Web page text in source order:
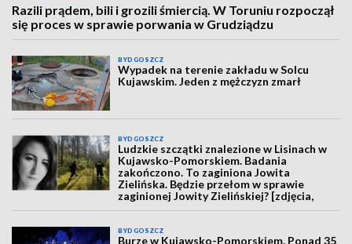
Razili prądem, bili i grozili śmiercią. W Toruniu rozpoczął
się proces w sprawie porwania w Grudziądzu
BYDGOSZCZ
Wypadek na terenie zakładu w Solcu
Kujawskim. Jeden z mężczyzn zmarł
BYDGOSZCZ
Ludzkie szczątki znalezione w Lisinach w
Kujawsko-Pomorskiem. Badania
zakończono. To zaginiona Jowita
Zielińska. Będzie przełom w sprawie
zaginionej Jowity Zielińskiej? [zdjęcia,
wideo, aktualizacja]
BYDGOSZCZ
Burze w Kujawsko-Pomorskiem. Ponad 35